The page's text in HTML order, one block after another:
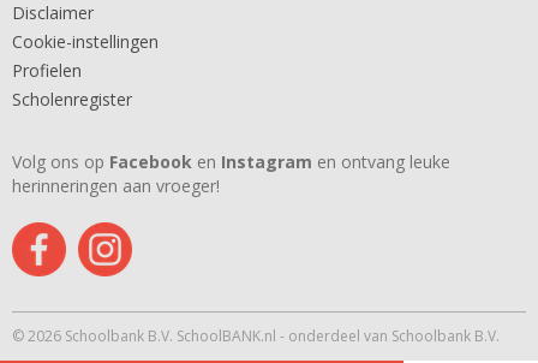
Disclaimer
Cookie-instellingen
Profielen
Scholenregister
Volg ons op Facebook en Instagram en ontvang leuke
herinneringen aan vroeger!
© 2026 Schoolbank B.V. SchoolBANK.nl - onderdeel van Schoolbank B.V.